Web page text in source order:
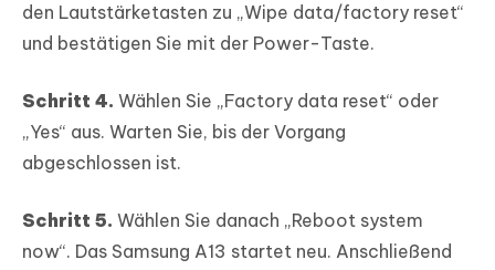
den Lautstärketasten zu „Wipe data/factory reset“
und bestätigen Sie mit der Power-Taste.
Schritt 4. Wählen Sie „Factory data reset“ oder
„Yes“ aus. Warten Sie, bis der Vorgang
abgeschlossen ist.
Schritt 5. Wählen Sie danach „Reboot system
now“. Das Samsung A13 startet neu. Anschließend